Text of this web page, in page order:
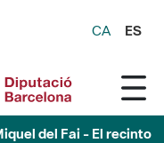
CA ES
del Fai - El recinto